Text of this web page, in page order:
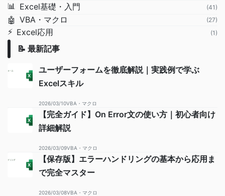
📊 Excel基礎・入門 (41)
🤖 VBA・マクロ (27)
⚡ Excel応用 (1)
📝 最新記事
ユーザーフォームを徹底解説｜実践例で学ぶ
Excelスキル
2026/03/10VBA・マクロ
【完全ガイド】On Error文の使い方｜初心者向け
詳細解説
2026/03/09VBA・マクロ
【保存版】エラーハンドリングの基本から応用ま
で完全マスター
2026/03/08VBA・マクロ